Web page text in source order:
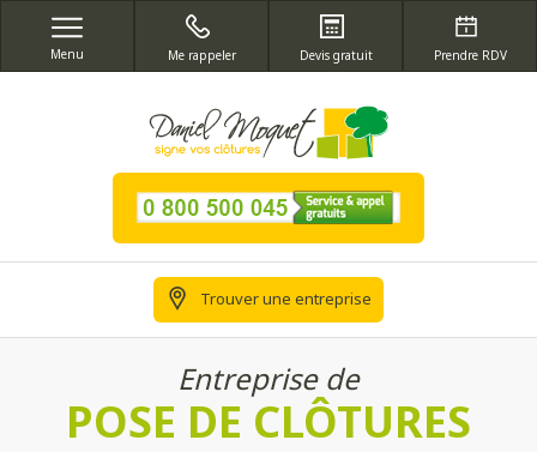
Menu Me rappeler Devis gratuit Prendre RDV
Trouver une entreprise
Entreprise de
POSE DE CLÔTURES